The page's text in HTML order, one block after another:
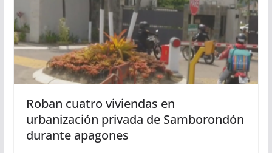
Roban cuatro viviendas en
urbanización privada de Samborondón
durante apagones